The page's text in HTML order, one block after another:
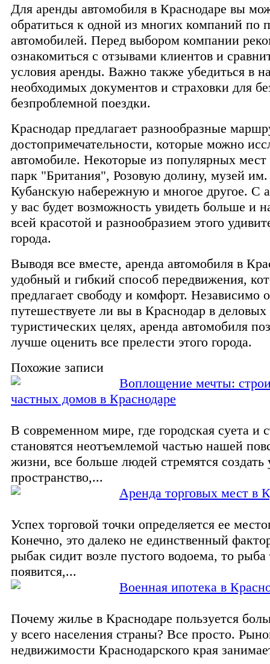
Для аренды автомобиля в Краснодаре вы
обратиться к одной из многих компаний по
автомобилей. Перед выбором компании
ознакомиться с отзывами клиентов и
условия аренды. Важно также убедиться в
необходимых документов и страховки для
безпроблемной поездки.
Краснодар предлагает разнообразные
достопримечательности, которые можно
автомобиле. Некоторые из популярных
парк "Британия", Розовую долину, музей
Кубанскую набережную и многое другое. С
у вас будет возможность увидеть больше и
всей красотой и разнообразием этого
города.
Выводя все вместе, аренда автомобиля в
удобный и гибкий способ передвижения,
предлагает свободу и комфорт. Независимо
путешествуете ли вы в Краснодар в
туристических целях, аренда автомобиля
лучше оценить все прелести этого города.
Похожие записи
Воплощение мечты:
частных домов в Краснодаре
В современном мире, где городская суета и
становятся неотъемлемой частью нашей
жизни, все больше людей стремятся создать
пространство,...
Аренда торговых мест в
Успех торговой точки определяется ее
Конечно, это далеко не единственный
рыбак сидит возле пустого водоема, то
появится,...
Военная ипотека в
Почему жилье в Краснодаре пользуется
у всего населения страны? Все просто.
недвижимости Краснодарского края